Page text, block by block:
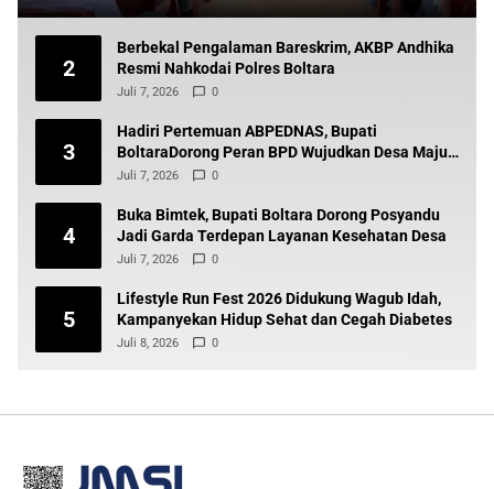
2
Berbekal Pengalaman Bareskrim, AKBP Andhika
Resmi Nahkodai Polres Boltara
Juli 7, 2026 0
3
Hadiri Pertemuan ABPEDNAS, Bupati
BoltaraDorong Peran BPD Wujudkan Desa Maju
dan Transparan
Juli 7, 2026 0
4
Buka Bimtek, Bupati Boltara Dorong Posyandu
Jadi Garda Terdepan Layanan Kesehatan Desa
Juli 7, 2026 0
5
Lifestyle Run Fest 2026 Didukung Wagub Idah,
Kampanyekan Hidup Sehat dan Cegah Diabetes
Juli 8, 2026 0